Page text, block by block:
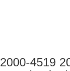
2000-4519